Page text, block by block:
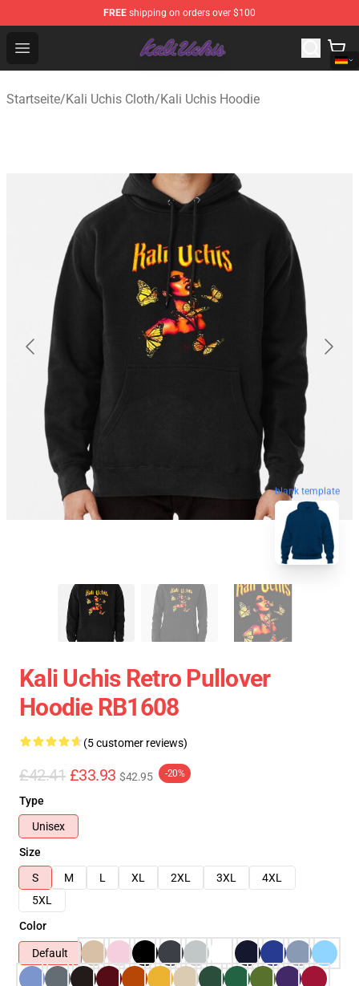
FREE shipping on orders over $100
Open menu
Kali Uchis Store - Official Kali Uchis Merchandise Shop
Startseite/Kali Uchis Cloth/Kali Uchis Hoodie
blank template
Kali Uchis Retro Pullover
Hoodie RB1608
(5 customer reviews)
£42.41 £33.93 $42.95 -20%
Type
Unisex
Size
S
M L XL 2XL 3XL
4XL
5XL
Color
Default